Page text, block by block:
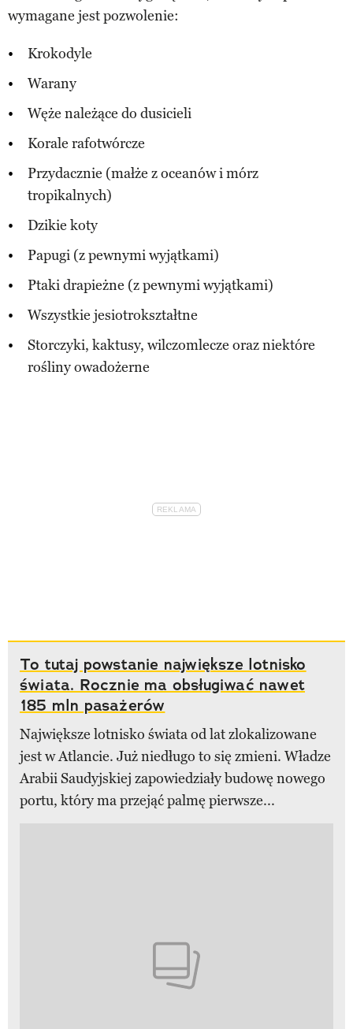
wymagane jest pozwolenie:
Krokodyle
Warany
Węże należące do dusicieli
Korale rafotwórcze
Przydacznie (małże z oceanów i mórz
tropikalnych)
Dzikie koty
Papugi (z pewnymi wyjątkami)
Ptaki drapieżne (z pewnymi wyjątkami)
Wszystkie jesiotrokształtne
Storczyki, kaktusy, wilczomlecze oraz niektóre
rośliny owadożerne
To tutaj powstanie największe lotnisko
świata. Rocznie ma obsługiwać nawet
185 mln pasażerów
Największe lotnisko świata od lat zlokalizowane
jest w Atlancie. Już niedługo to się zmieni. Władze
Arabii Saudyjskiej zapowiedziały budowę nowego
portu, który ma przejąć palmę pierwsze...